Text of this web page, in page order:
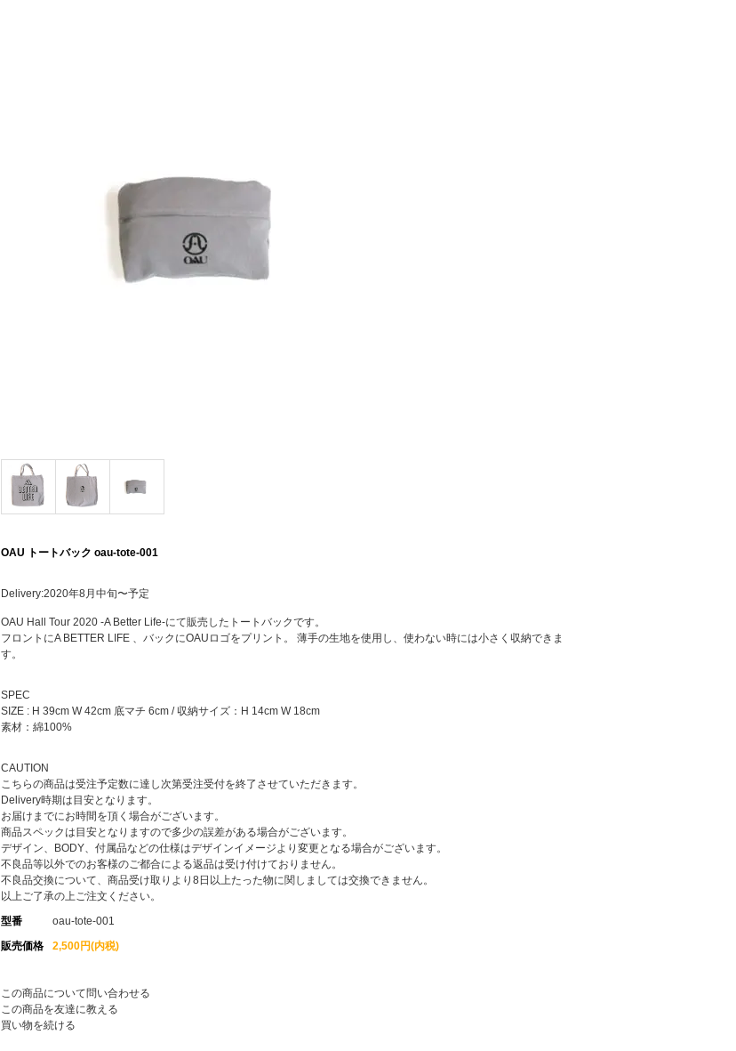
OAU トートバック oau-tote-001
Delivery:2020年8月中旬〜予定
OAU Hall Tour 2020 -A Better Life-にて販売したトートバックです。
フロントにA BETTER LIFE 、バックにOAUロゴをプリント。 薄手の生地を使用し、使わない時には小さく収納できま
す。
SPEC
SIZE : H 39cm W 42cm 底マチ 6cm / 収納サイズ：H 14cm W 18cm
素材：綿100%
CAUTION
こちらの商品は受注予定数に達し次第受注受付を終了させていただきます。
Delivery時期は目安となります。
お届けまでにお時間を頂く場合がございます。
商品スペックは目安となりますので多少の誤差がある場合がございます。
デザイン、BODY、付属品などの仕様はデザインイメージより変更となる場合がございます。
不良品等以外でのお客様のご都合による返品は受け付けておりません。
不良品交換について、商品受け取りより8日以上たった物に関しましては交換できません。
以上ご了承の上ご注文ください。
型番
oau-tote-001
販売価格
2,500円(内税)
この商品について問い合わせる
この商品を友達に教える
買い物を続ける